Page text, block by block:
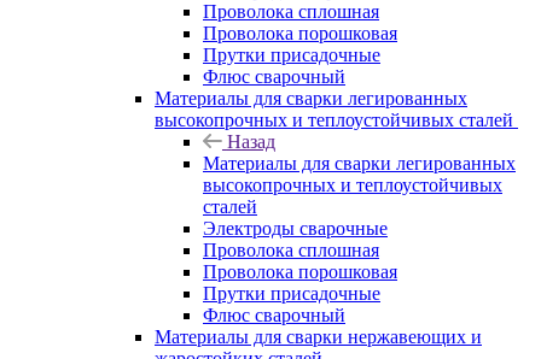
Проволока сплошная
Проволока порошковая
Прутки присадочные
Флюс сварочный
Материалы для сварки легированных
высокопрочных и теплоустойчивых сталей
Назад
Материалы для сварки легированных
высокопрочных и теплоустойчивых
сталей
Электроды сварочные
Проволока сплошная
Проволока порошковая
Прутки присадочные
Флюс сварочный
Материалы для сварки нержавеющих и